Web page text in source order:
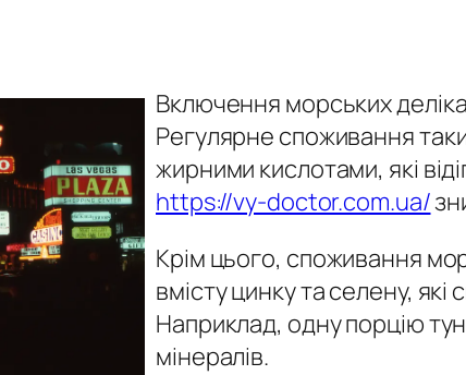
Включення морських
Регулярне споживання
жирними кислотами, які
https://vy-doctor.com.ua/
Крім цього, споживання
вмісту цинку та селену,
Наприклад, одну порцію
мінералів.